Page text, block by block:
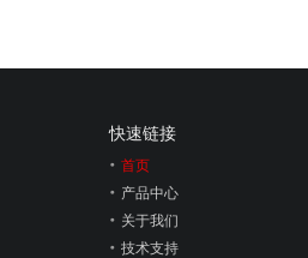
快速链接
首页
产品中心
关于我们
技术支持